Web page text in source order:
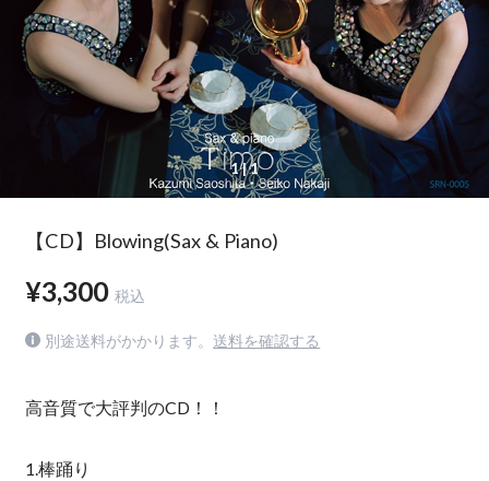
1| 1
【CD】Blowing(Sax & Piano)
¥3,300 税込
別途送料がかかります。 送料を確認する
高音質で大評判のCD！！
1.棒踊り